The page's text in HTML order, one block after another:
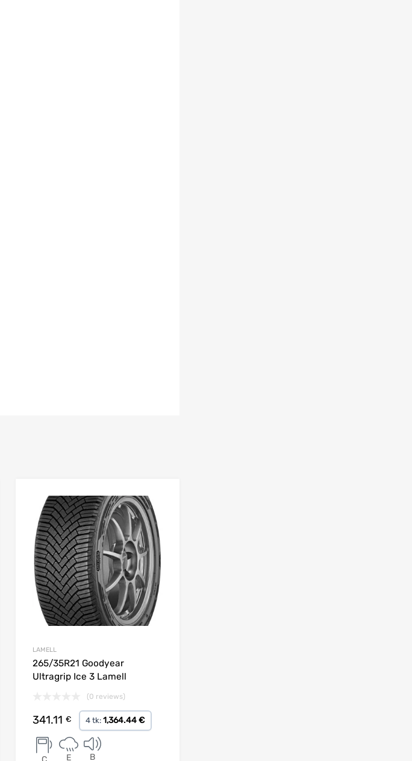
LAMELL
265/35R21 Goodyear
Ultragrip Ice 3 Lamell
(0 reviews)
341.11 € 4 tk:1,364.44 €
E B